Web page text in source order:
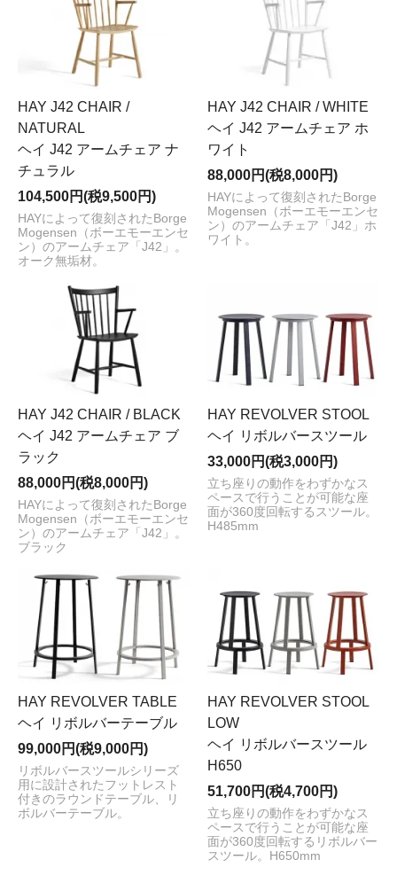
HAY J42 CHAIR /
NATURAL
ヘイ J42 アームチェア ナ
チュラル
104,500円(税9,500円)
HAYによって復刻されたBorge
Mogensen（ボーエモーエンセ
ン）のアームチェア「J42」。
オーク無垢材。
HAY J42 CHAIR / WHITE
ヘイ J42 アームチェア ホ
ワイト
88,000円(税8,000円)
HAYによって復刻されたBorge
Mogensen（ボーエモーエンセ
ン）のアームチェア「J42」ホ
ワイト。
HAY J42 CHAIR / BLACK
ヘイ J42 アームチェア ブ
ラック
88,000円(税8,000円)
HAYによって復刻されたBorge
Mogensen（ボーエモーエンセ
ン）のアームチェア「J42」。
ブラック
HAY REVOLVER STOOL
ヘイ リボルバースツール
33,000円(税3,000円)
立ち座りの動作をわずかなス
ペースで行うことが可能な座
面が360度回転するスツール。
H485mm
HAY REVOLVER TABLE
ヘイ リボルバーテーブル
99,000円(税9,000円)
リボルバースツールシリーズ
用に設計されたフットレスト
付きのラウンドテーブル、リ
ボルバーテーブル。
HAY REVOLVER STOOL
LOW
ヘイ リボルバースツール
H650
51,700円(税4,700円)
立ち座りの動作をわずかなス
ペースで行うことが可能な座
面が360度回転するリボルバー
スツール。H650mm